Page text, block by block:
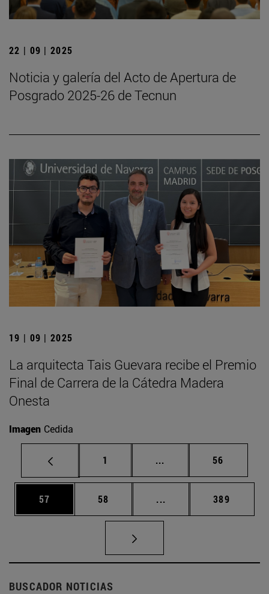
22 | 09 | 2025
Noticia y galería del Acto de Apertura de
Posgrado 2025-26 de Tecnun
19 | 09 | 2025
La arquitecta Tais Guevara recibe el Premio
Final de Carrera de la Cátedra Madera
Onesta
Imagen Cedida
Página
1 ... Páginas intermedias
Página
56
Página
57 Página
58 ... Páginas intermedias
Página
389
BUSCADOR NOTICIAS